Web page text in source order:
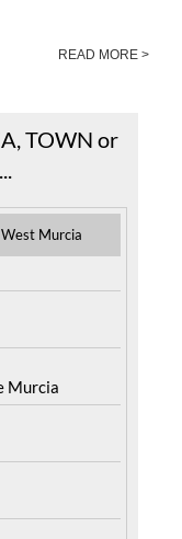
READ MORE >
TOWN or
Murcia
Murcia